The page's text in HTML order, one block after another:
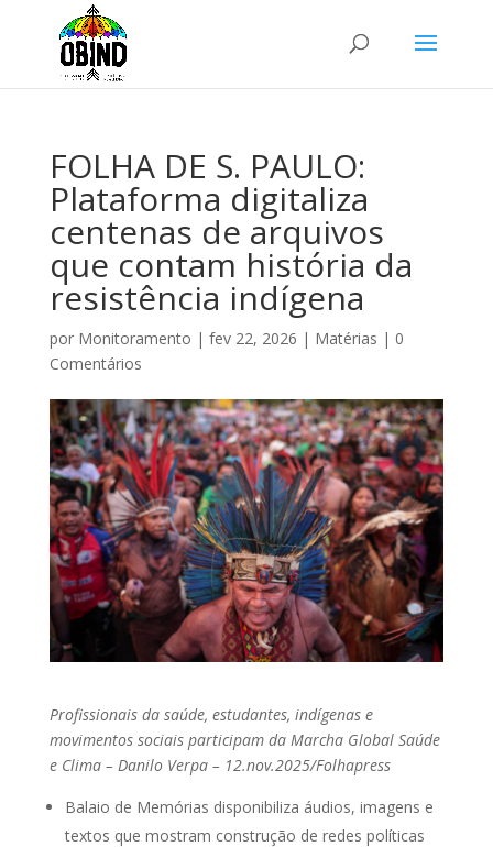
FOLHA DE S. PAULO:
Plataforma digitaliza
centenas de arquivos
que contam história da
resistência indígena
por Monitoramento | fev 22, 2026 | Matérias | 0
Comentários
Profissionais da saúde, estudantes, indígenas e
movimentos sociais participam da Marcha Global Saúde
e Clima – Danilo Verpa – 12.nov.2025/Folhapress
Balaio de Memórias disponibiliza áudios, imagens e
textos que mostram construção de redes políticas